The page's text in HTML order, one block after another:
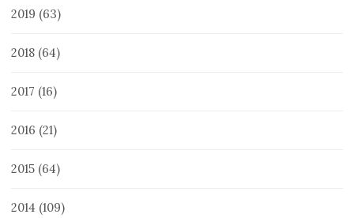
2019 (63)
2018 (64)
2017 (16)
2016 (21)
2015 (64)
2014 (109)